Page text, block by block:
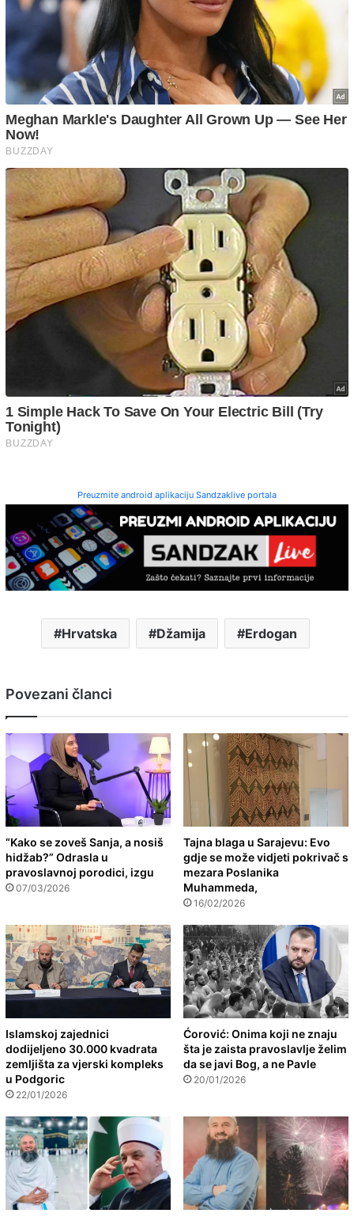
Preuzmite android aplikaciju Sandzaklive portala
Hrvatska Džamija Erdogan
Povezani članci
“Kako se zoveš Sanja, a nosiš
hidžab?” Odrasla u
pravoslavnoj porodici, izgu
07/03/2026
Tajna blaga u Sarajevu: Evo
gdje se može vidjeti pokrivač s
mezara Poslanika
Muhammeda,
16/02/2026
Islamskoj zajednici
dodijeljeno 30.000 kvadrata
zemljišta za vjerski kompleks
u Podgoric
22/01/2026
Ćorović: Onima koji ne znaju
šta je zaista pravoslavlje želim
da se javi Bog, a ne Pavle
20/01/2026